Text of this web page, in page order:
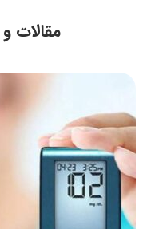
مقالات